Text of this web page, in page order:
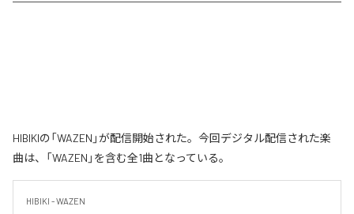
HIBIKIの「WAZEN」が配信開始された。今回デジタル配信された楽
曲は、「WAZEN」を含む全1曲となっている。
HIBIKI - WAZEN